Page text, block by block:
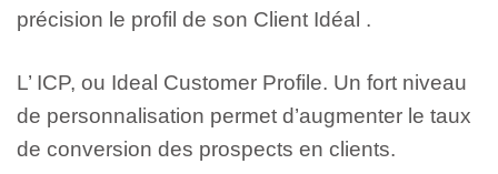
précision le profil de son Client Idéal .
L’ ICP, ou Ideal Customer Profile. Un fort niveau
de personnalisation permet d’augmenter le taux
de conversion des prospects en clients.